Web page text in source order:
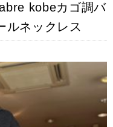
kobeカゴ調バ
ルネックレス